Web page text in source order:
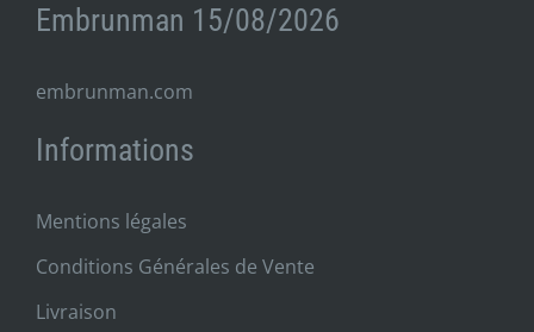
Embrunman 15/08/2026
embrunman.com
Informations
Mentions légales
Conditions Générales de Vente
Livraison